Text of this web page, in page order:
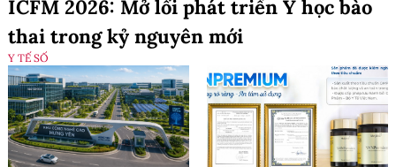
ICFM 2026: Mở lối phát triển Y học bào
thai trong kỷ nguyên mới
Y TẾ SỐ